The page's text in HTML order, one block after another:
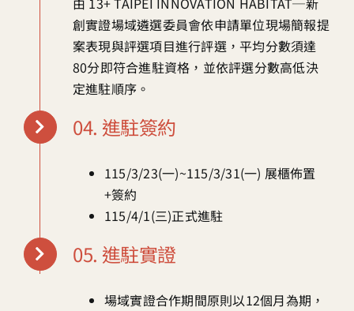
創實證場域遴選委員會依申請單位現場簡報提
案表現與評選項目進行評選，平均分數須達
80分即符合進駐資格，並依評選分數高低決
定進駐順序。
04. 進駐簽約
115/3/23(一)~115/3/31(一) 展櫃佈置
+簽約
115/4/1(三)正式進駐
05. 進駐實證
場域實證合作期間原則以12個月為期，